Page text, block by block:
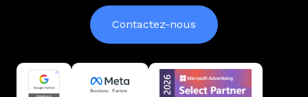
Contactez-nous